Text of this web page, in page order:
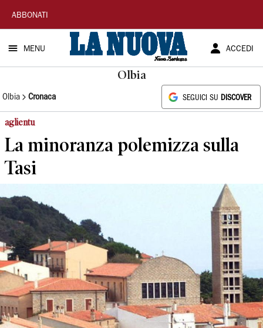
La
Nuova
Sardegna
ABBONATI
MENU ACCEDI
Olbia
Olbia Cronaca SEGUICI SU DISCOVER
aglientu
La minoranza polemizza sulla
Tasi